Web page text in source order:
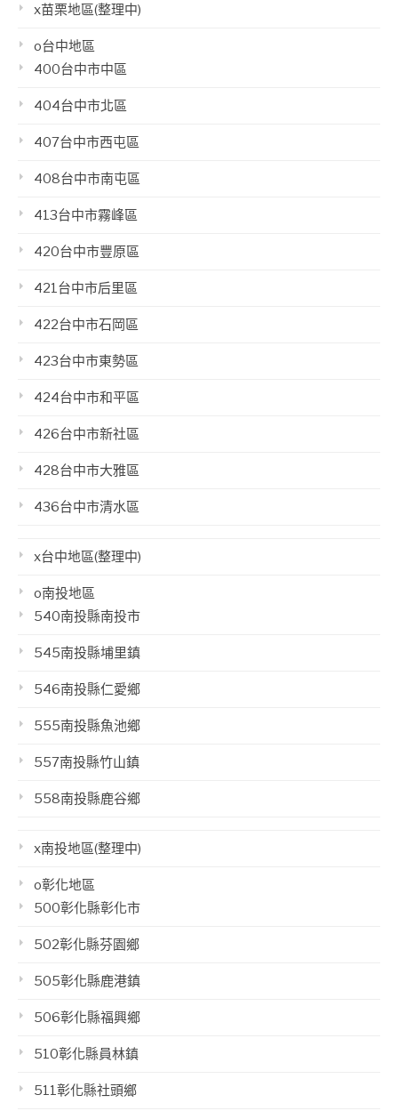
x苗栗地區(整理中)
o台中地區
400台中市中區
404台中市北區
407台中市西屯區
408台中市南屯區
413台中市霧峰區
420台中市豐原區
421台中市后里區
422台中市石岡區
423台中市東勢區
424台中市和平區
426台中市新社區
428台中市大雅區
436台中市清水區
x台中地區(整理中)
o南投地區
540南投縣南投市
545南投縣埔里鎮
546南投縣仁愛鄉
555南投縣魚池鄉
557南投縣竹山鎮
558南投縣鹿谷鄉
x南投地區(整理中)
o彰化地區
500彰化縣彰化市
502彰化縣芬園鄉
505彰化縣鹿港鎮
506彰化縣福興鄉
510彰化縣員林鎮
511彰化縣社頭鄉